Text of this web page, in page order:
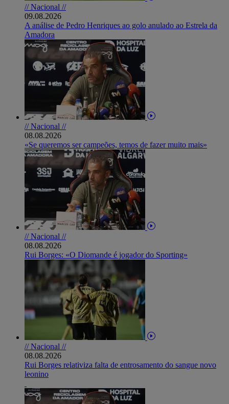
// Nacional //
09.08.2026
A análise de Pedro Henriques ao golo anulado ao Estrela da
Amadora
// Nacional //
08.08.2026
«Se queremos ser campeões, temos de fazer muito mais»
// Nacional //
08.08.2026
Rui Borges: «O Diomande é jogador do Sporting»
// Nacional //
08.08.2026
Rui Borges relativiza falta de entrosamento do sangue novo
leonino